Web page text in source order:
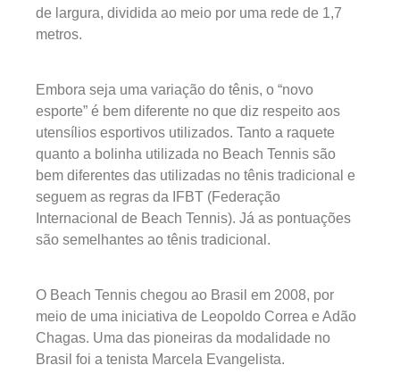
de largura, dividida ao meio por uma rede de 1,7
metros.
Embora seja uma variação do tênis, o “novo
esporte” é bem diferente no que diz respeito aos
utensílios esportivos utilizados. Tanto a raquete
quanto a bolinha utilizada no Beach Tennis são
bem diferentes das utilizadas no tênis tradicional e
seguem as regras da IFBT (Federação
Internacional de Beach Tennis). Já as pontuações
são semelhantes ao tênis tradicional.
O Beach Tennis chegou ao Brasil em 2008, por
meio de uma iniciativa de Leopoldo Correa e Adão
Chagas. Uma das pioneiras da modalidade no
Brasil foi a tenista Marcela Evangelista.